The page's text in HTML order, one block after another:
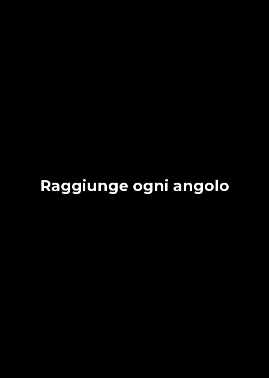
Raggiunge ogni angolo